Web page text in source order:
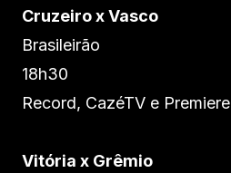
Cruzeiro x Vasco
Brasileirão
18h30
Record, CazéTV e Premiere
Vitória x Grêmio